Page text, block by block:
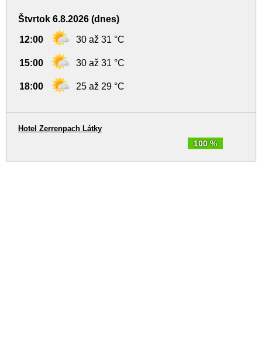
Štvrtok 6.8.2026 (dnes)
12:00 30 až 31 °C
15:00 30 až 31 °C
18:00 25 až 29 °C
100 %
Hotel Zerrenpach Látky